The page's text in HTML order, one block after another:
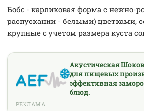
Бобо - карликовая форма с нежно-
распускании - белыми) цветками,
крупные с учетом размера куста
Акустическая
для пищевых
эффективная
блюд.
РЕКЛАМА